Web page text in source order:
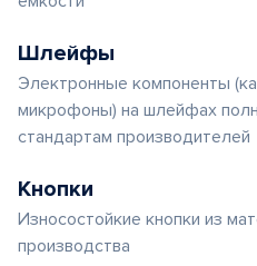
Шлейфы
Электронные компоненты
микрофоны) на шлейфах
стандартам производителей
Кнопки
Износостойкие кнопки из
производства